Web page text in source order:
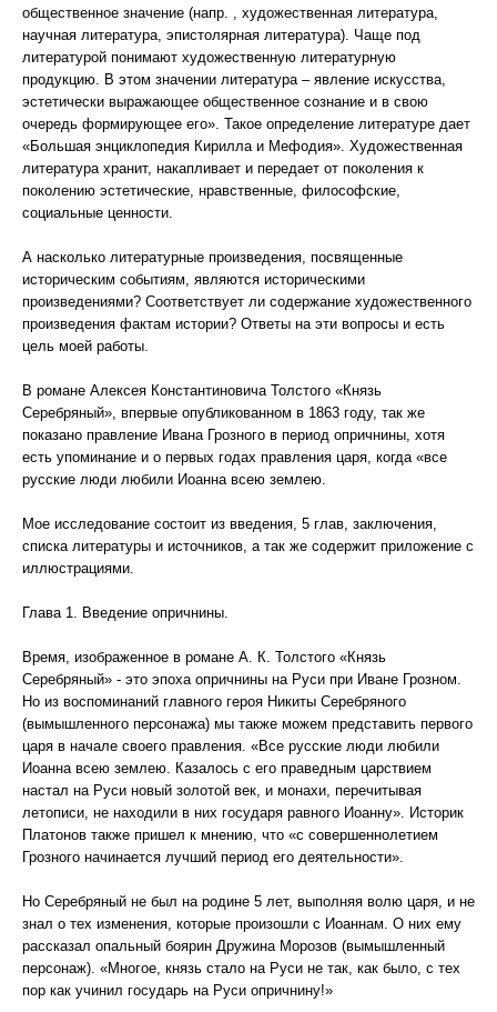
общественное значение (напр. , художественная литература,
научная литература, эпистолярная литература). Чаще под
литературой понимают художественную литературную
продукцию. В этом значении литература – явление искусства,
эстетически выражающее общественное сознание и в свою
очередь формирующее его». Такое определение литературе дает
«Большая энциклопедия Кирилла и Мефодия». Художественная
литература хранит, накапливает и передает от поколения к
поколению эстетические, нравственные, философские,
социальные ценности.
А насколько литературные произведения, посвященные
историческим событиям, являются историческими
произведениями? Соответствует ли содержание художественного
произведения фактам истории? Ответы на эти вопросы и есть
цель моей работы.
В романе Алексея Константиновича Толстого «Князь
Серебряный», впервые опубликованном в 1863 году, так же
показано правление Ивана Грозного в период опричнины, хотя
есть упоминание и о первых годах правления царя, когда «все
русские люди любили Иоанна всею землею.
Мое исследование состоит из введения, 5 глав, заключения,
списка литературы и источников, а так же содержит приложение с
иллюстрациями.
Глава 1. Введение опричнины.
Время, изображенное в романе А. К. Толстого «Князь
Серебряный» - это эпоха опричнины на Руси при Иване Грозном.
Но из воспоминаний главного героя Никиты Серебряного
(вымышленного персонажа) мы также можем представить первого
царя в начале своего правления. «Все русские люди любили
Иоанна всею землею. Казалось с его праведным царствием
настал на Руси новый золотой век, и монахи, перечитывая
летописи, не находили в них государя равного Иоанну». Историк
Платонов также пришел к мнению, что «с совершеннолетием
Грозного начинается лучший период его деятельности».
Но Серебряный не был на родине 5 лет, выполняя волю царя, и не
знал о тех изменения, которые произошли с Иоаннам. О них ему
рассказал опальный боярин Дружина Морозов (вымышленный
персонаж). «Многое, князь стало на Руси не так, как было, с тех
пор как учинил государь на Руси опричнину!»